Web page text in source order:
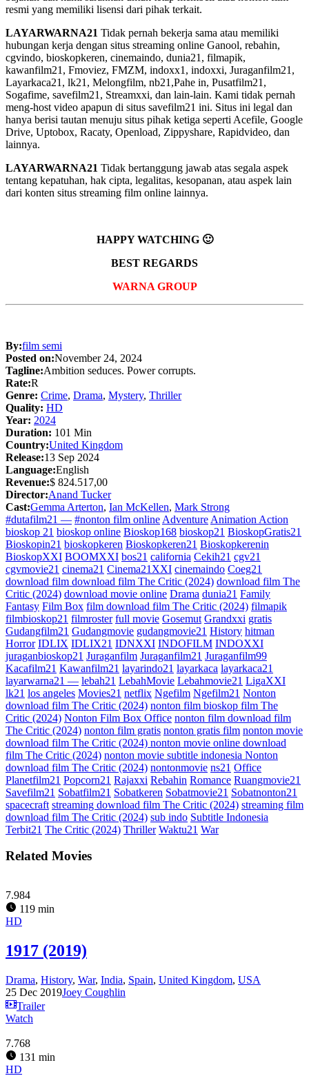
resmi yang memiliki lisensi dari pihak terkait.
LAYARWARNA21 Tidak pernah bekerja sama atau memiliki
hubungan kerja dengan situs streaming online Ganool, rebahin,
cgvindo, bioskopkeren, cinemaindo, dunia21, filmapik,
kawanfilm21, Fmoviez, FMZM, indoxx1, indoxxi, Juraganfilm21,
Layarkaca21, lk21, Melongfilm, nb21,Pahe in, Pusatfilm21,
Sogafime, savefilm21, Streamxxi, dan lain-lain. Kami tidak pernah
meng-host video apapun di situs savefilm21 ini. Situs ini legal dan
hanya berisi tautan menuju situs pihak ketiga seperti Acefile, Google
Drive, Uptobox, Racaty, Openload, Zippyshare, Rapidvideo, dan
lainnya.
LAYARWARNA21 Tidak bertanggung jawab atas segala aspek
tentang kepatuhan, hak cipta, legalitas, kesopanan, atau aspek lain
dari konten situs streaming film online lainnya.
HAPPY WATCHING 🙂
BEST REGARDS
WARNA GROUP
By:film semi
Posted on:November 24, 2024
Tagline:Ambition seduces. Power corrupts.
Rate:R
Genre: Crime, Drama, Mystery, Thriller
Quality: HD
Year: 2024
Duration: 101 Min
Country:United Kingdom
Release:13 Sep 2024
Language:English
Revenue:$ 824.517,00
Director:Anand Tucker
Cast:Gemma Arterton, Ian McKellen, Mark Strong
#dutafilm21 — #nonton film online Adventure Animation Action
bioskop 21 bioskop online Bioskop168 bioskop21 BioskopGratis21
Bioskopin21 bioskopkeren Bioskopkeren21 Bioskopkerenin
BioskopXXI BOOMXXI bos21 california Cekih21 cgv21
cgvmovie21 cinema21 Cinema21XXI cinemaindo Coeg21
download film download film The Critic (2024) download film The
Critic (2024) download movie online Drama dunia21 Family
Fantasy Film Box film download film The Critic (2024) filmapik
filmbioskop21 filmroster full movie Gosemut Grandxxi gratis
Gudangfilm21 Gudangmovie gudangmovie21 History hitman
Horror IDLIX IDLIX21 IDNXXI INDOFILM INDOXXI
juraganbioskop21 Juraganfilm Juraganfilm21 Juraganfilm99
Kacafilm21 Kawanfilm21 layarindo21 layarkaca layarkaca21
layarwarna21 — lebah21 LebahMovie Lebahmovie21 LigaXXI
lk21 los angeles Movies21 netflix Ngefilm Ngefilm21 Nonton
download film The Critic (2024) nonton film bioskop film The
Critic (2024) Nonton Film Box Office nonton film download film
The Critic (2024) nonton film gratis nonton gratis film nonton movie
download film The Critic (2024) nonton movie online download
film The Critic (2024) nonton movie subtitle indonesia Nonton
download film The Critic (2024) nontonmovie ns21 Office
Planetfilm21 Popcorn21 Rajaxxi Rebahin Romance Ruangmovie21
Savefilm21 Sobatfilm21 Sobatkeren Sobatmovie21 Sobatnonton21
spacecraft streaming download film The Critic (2024) streaming film
download film The Critic (2024) sub indo Subtitle Indonesia
Terbit21 The Critic (2024) Thriller Waktu21 War
Related Movies
7.984
119 min
HD
1917 (2019)
Drama, History, War, India, Spain, United Kingdom, USA
25 Dec 2019Joey Coughlin
Trailer
Watch
7.768
131 min
HD